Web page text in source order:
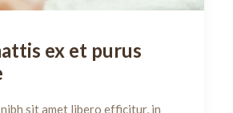
ex et purus
sit amet libero efficitur, in